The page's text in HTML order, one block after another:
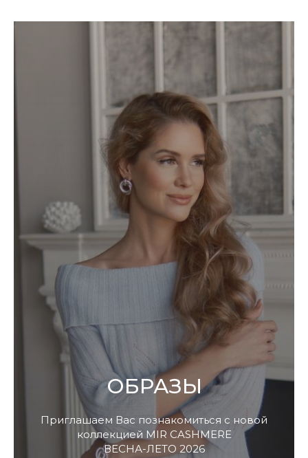
ОБРАЗЫ
Приглашаем Вас познакомиться с новой
коллекцией MIR CASHMERE
ВЕСНА-ЛЕТО 2026
ПОДАРОЧНАЯ КАРТА
Что может быть лучше подарка,